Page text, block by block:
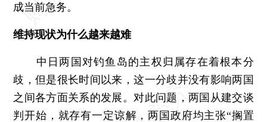
成当前急务。
维持现状为什么越来越难
中日两国对钓鱼岛的主权归属存在着根本分
歧，但是很长时间以来，这一分歧并没有影响两国
之间各方面关系的发展。对此问题，两国从建交谈
判开始，就存有一定谅解，两国政府均主张“搁置